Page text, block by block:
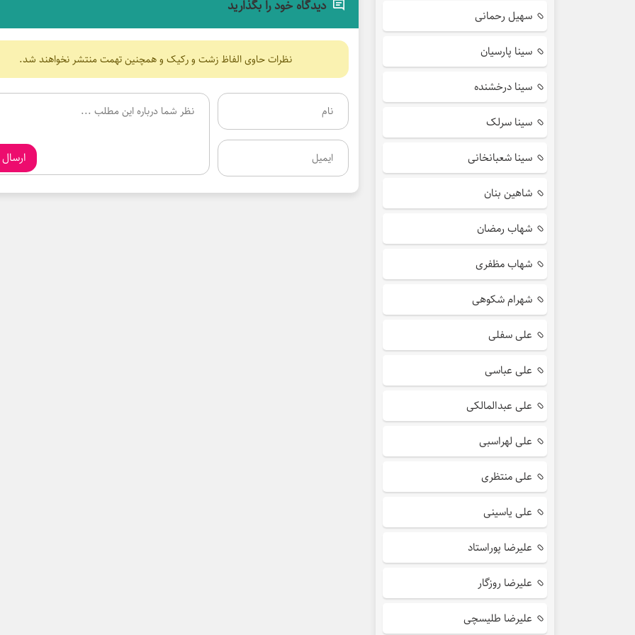
دیدگاه خود را بگذارید
نظرات حاوی الفاظ زشت و رکیک و همچنین تهمت منتشر نخواهند شد.
سهیل رحمانی
سینا پارسیان
سینا درخشنده
سینا سرلک
سینا شعبانخانی
شاهین بنان
شهاب رمضان
شهاب مظفری
شهرام شکوهی
علی سفلی
علی عباسی
علی عبدالمالکی
علی لهراسبی
علی منتظری
علی یاسینی
علیرضا پوراستاد
علیرضا روزگار
علیرضا طلیسچی